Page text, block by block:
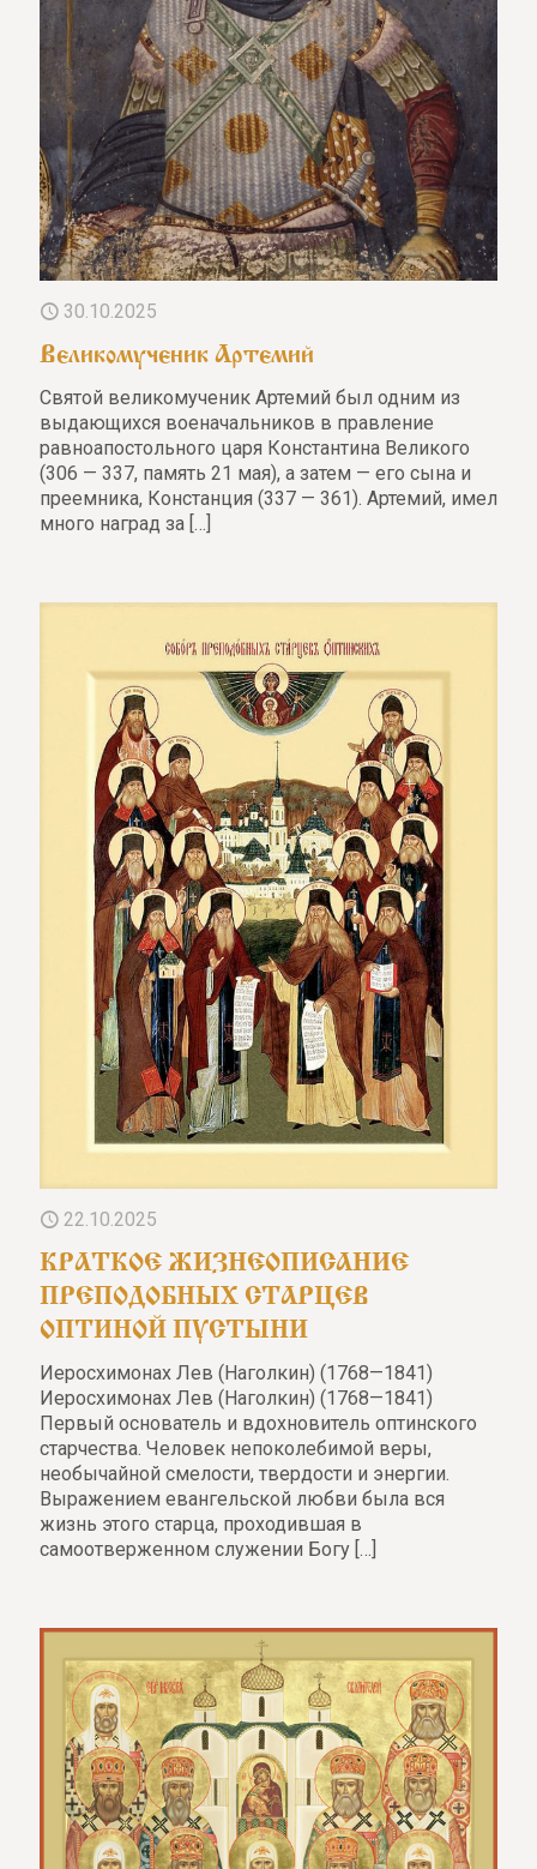
30.10.2025
Великомученик Артемий
Святой великомученик Артемий был одним из
выдающихся военачальников в правление
равноапостольного царя Константина Великого
(306 — 337, память 21 мая), а затем — его сына и
преемника, Констанция (337 — 361). Артемий, имел
много наград за […]
22.10.2025
КРАТКОЕ ЖИЗНЕОПИСАНИЕ
ПРЕПОДОБНЫХ СТАРЦЕВ
ОПТИНОЙ ПУСТЫНИ
Иеросхимонах Лев (Наголкин) (1768—1841)
Иеросхимонах Лев (Наголкин) (1768—1841)
Первый основатель и вдохновитель оптинского
старчества. Человек непоколебимой веры,
необычайной смелости, твердости и энергии.
Выражением евангельской любви была вся
жизнь этого старца, проходившая в
самоотверженном служении Богу […]